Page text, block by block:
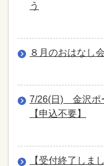
う
８月のおはなし
7/26(日) 金沢ポ
【申込不要】
【受付終了しま